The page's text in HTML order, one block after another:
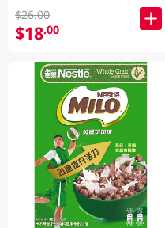
$26.00
$18.00